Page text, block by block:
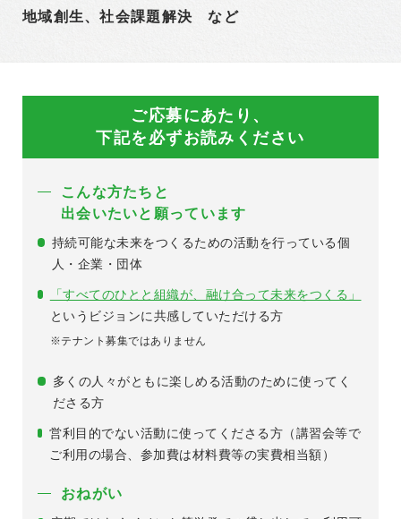
地域創生、社会課題解決 など
ご応募にあたり、
下記を必ずお読みください
こんな方たちと
出会いたいと願っています
持続可能な未来をつくるための活動を行っている個
人・企業・団体
「すべてのひとと組織が、融け合って未来をつくる」
というビジョンに共感していただける方
※テナント募集ではありません
多くの人々がともに楽しめる活動のために使ってく
ださる方
営利目的でない活動に使ってくださる方（講習会等で
ご利用の場合、参加費は材料費等の実費相当額）
おねがい